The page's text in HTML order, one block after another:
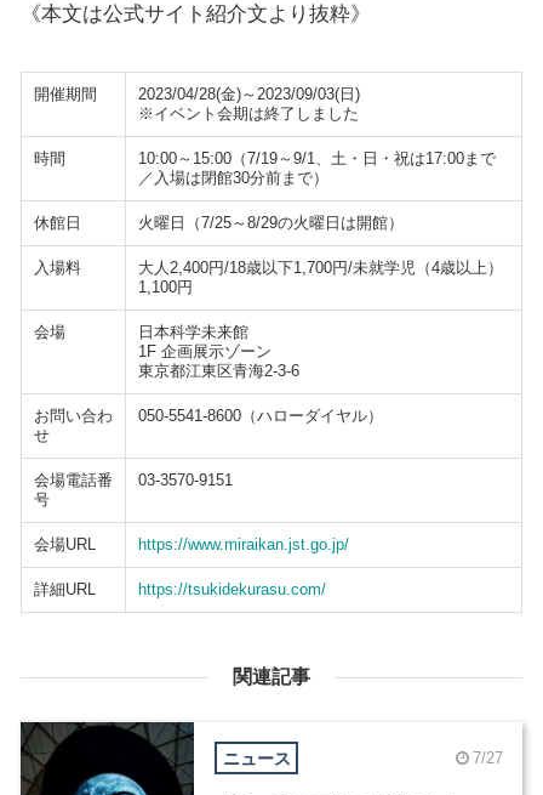
《本文は公式サイト紹介文より抜粋》
開催期間
2023/04/28(金)～2023/09/03(日)
※イベント会期は終了しました
時間
10:00～15:00（7/19～9/1、土・日・祝は17:00まで
／入場は閉館30分前まで）
休館日 火曜日（7/25～8/29の火曜日は開館）
入場料
大人2,400円/18歳以下1,700円/未就学児（4歳以上）
1,100円
会場
日本科学未来館
1F 企画展示ゾーン
東京都江東区青海2-3-6
お問い合わ
せ
050-5541-8600（ハローダイヤル）
会場電話番
号
03-3570-9151
会場URL https://www.miraikan.jst.go.jp/
詳細URL https://tsukidekurasu.com/
関連記事
ニュース 7/27